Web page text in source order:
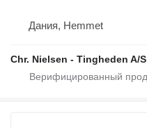
Дания, Hemmet
Chr. Nielsen - Tingheden A/S